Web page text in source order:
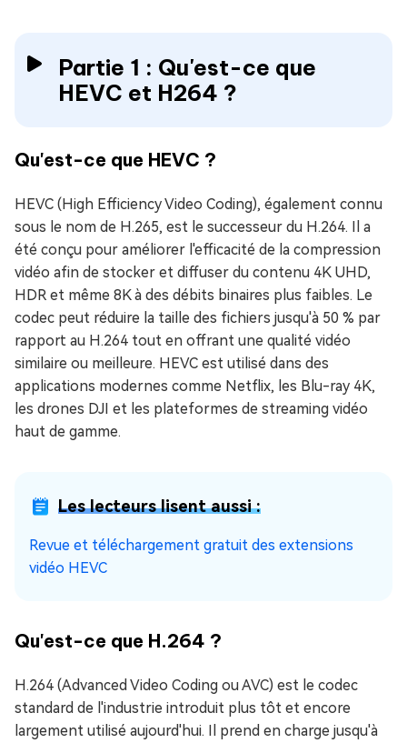
Partie 1 : Qu'est-ce que
HEVC et H264 ?
Qu'est-ce que HEVC ?
HEVC (High Efficiency Video Coding), également connu
sous le nom de H.265, est le successeur du H.264. Il a
été conçu pour améliorer l'efficacité de la compression
vidéo afin de stocker et diffuser du contenu 4K UHD,
HDR et même 8K à des débits binaires plus faibles. Le
codec peut réduire la taille des fichiers jusqu'à 50 % par
rapport au H.264 tout en offrant une qualité vidéo
similaire ou meilleure. HEVC est utilisé dans des
applications modernes comme Netflix, les Blu-ray 4K,
les drones DJI et les plateformes de streaming vidéo
haut de gamme.
Les lecteurs lisent aussi :
Revue et téléchargement gratuit des extensions
vidéo HEVC
Qu'est-ce que H.264 ?
H.264 (Advanced Video Coding ou AVC) est le codec
standard de l'industrie introduit plus tôt et encore
largement utilisé aujourd'hui. Il prend en charge jusqu'à